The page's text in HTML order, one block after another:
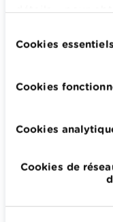
consultable dans
duCookies essentiels
Cookies
Cookies
Cookies de
Famille
Hériter
Impôts, emplois et
Wikifin.be veut vous